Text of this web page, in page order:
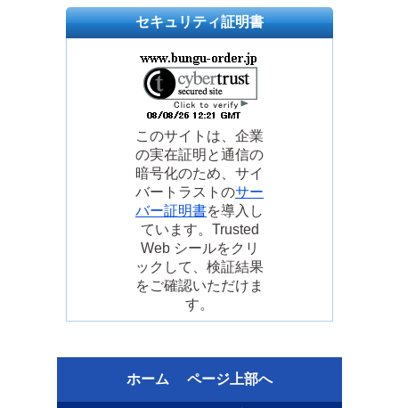
セキュリティ証明書
このサイトは、企業
の実在証明と通信の
暗号化のため、サイ
バートラストのサー
バー証明書を導入し
ています。Trusted
Web シールをクリ
ックして、検証結果
をご確認いただけま
す。
ホーム ページ上部へ